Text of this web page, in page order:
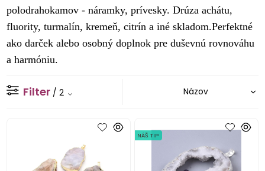
polodrahokamov - náramky, prívesky. Drúza achátu,
fluority, turmalín, kremeň, citrín a iné skladom.Perfektné
ako darček alebo osobný doplnok pre duševnú rovnováhu
a harmóniu.
Filter / 2
NÁŠ TIP